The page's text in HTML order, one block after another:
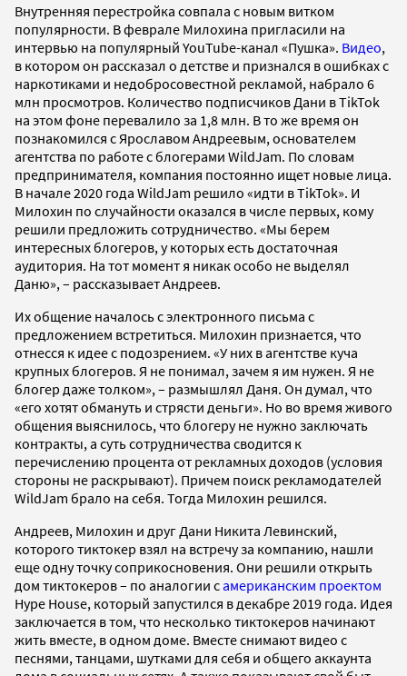
Внутренняя перестройка совпала с новым витком
популярности. В феврале Милохина пригласили на
интервью на популярный YouTube-канал «Пушка». Видео,
в котором он рассказал о детстве и признался в ошибках с
наркотиками и недобросовестной рекламой, набрало 6
млн просмотров. Количество подписчиков Дани в TikTok
на этом фоне перевалило за 1,8 млн. В то же время он
познакомился с Ярославом Андреевым, основателем
агентства по работе с блогерами WildJam. По словам
предпринимателя, компания постоянно ищет новые лица.
В начале 2020 года WildJam решило «идти в TikTok». И
Милохин по случайности оказался в числе первых, кому
решили предложить сотрудничество. «Мы берем
интересных блогеров, у которых есть достаточная
аудитория. На тот момент я никак особо не выделял
Даню», – рассказывает Андреев.
Их общение началось с электронного письма с
предложением встретиться. Милохин признается, что
отнесся к идее с подозрением. «У них в агентстве куча
крупных блогеров. Я не понимал, зачем я им нужен. Я не
блогер даже толком», – размышлял Даня. Он думал, что
«его хотят обмануть и стрясти деньги». Но во время живого
общения выяснилось, что блогеру не нужно заключать
контракты, а суть сотрудничества сводится к
перечислению процента от рекламных доходов (условия
стороны не раскрывают). Причем поиск рекламодателей
WildJam брало на себя. Тогда Милохин решился.
Андреев, Милохин и друг Дани Никита Левинский,
которого тиктокер взял на встречу за компанию, нашли
еще одну точку соприкосновения. Они решили открыть
дом тиктокеров – по аналогии самериканским проектом
Hype House, который запустился в декабре 2019 года. Идея
заключается в том, что несколько тиктокеров начинают
жить вместе, в одном доме. Вместе снимают видео с
песнями, танцами, шутками для себя и общего аккаунта